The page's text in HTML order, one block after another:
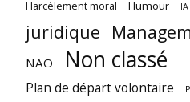
Harcèlement moral Humour IA
juridique
NAO Non classé
Plan de départ volontaire